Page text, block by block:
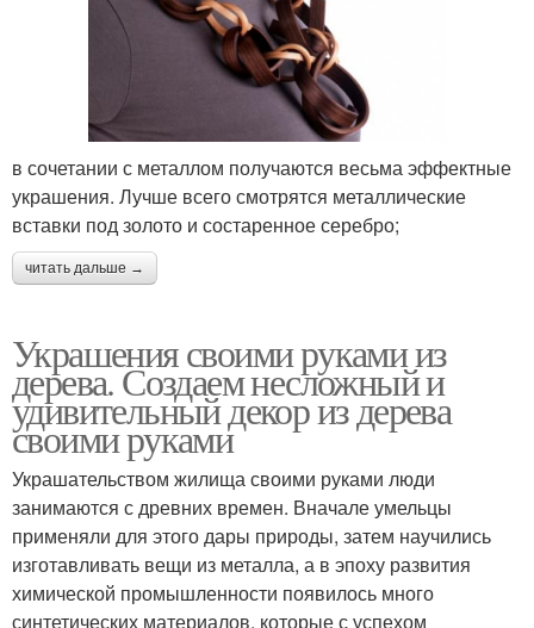
в сочетании с металлом получаются весьма эффектные
украшения. Лучше всего смотрятся металлические
вставки под золото и состаренное серебро;
читать дальше →
Украшения своими руками из
дерева. Создаем несложный и
удивительный декор из дерева
своими руками
Украшательством жилища своими руками люди
занимаются с древних времен. Вначале умельцы
применяли для этого дары природы, затем научились
изготавливать вещи из металла, а в эпоху развития
химической промышленности появилось много
синтетических материалов, которые с успехом